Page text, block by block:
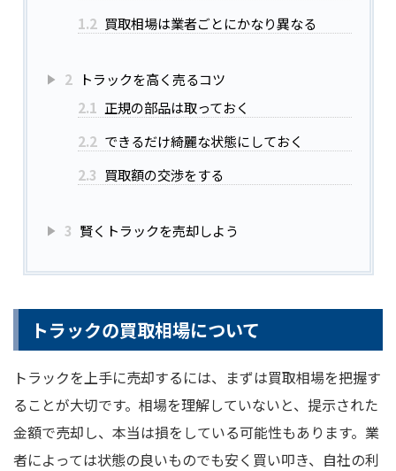
1.2 買取相場は業者ごとにかなり異なる
2
トラックを高く売るコツ
2.1 正規の部品は取っておく
2.2 できるだけ綺麗な状態にしておく
2.3 買取額の交渉をする
3 賢くトラックを売却しよう
トラックの買取相場について
トラックを上手に売却するには、まずは買取相場を把握す
ることが大切です。相場を理解していないと、提示された
金額で売却し、本当は損をしている可能性もあります。業
者によっては状態の良いものでも安く買い叩き、自社の利